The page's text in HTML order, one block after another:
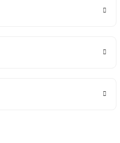
Elektronik, Ev - Yaşam,
faydasını yansıtmaya ilelebet